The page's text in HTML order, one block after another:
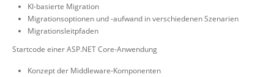
KI-basierte Migration
Migrationsoptionen und -aufwand in verschiedenen Szenarien
Migrationsleitpfaden
Startcode einer ASP.NET Core-Anwendung
Konzept der Middleware-Komponenten